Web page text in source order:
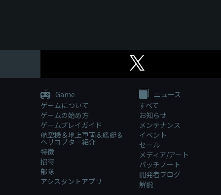
Game
ゲームについて
ゲームの始め方
ゲームプレイガイド
航空機＆地上車両＆艦艇＆
ヘリコプター紹介
特徴
招待
部隊
アシスタントアプリ
ニュース
すべて
お知らせ
メンテナンス
イベント
セール
メディア/アート
パッチノート
開発者ブログ
解説